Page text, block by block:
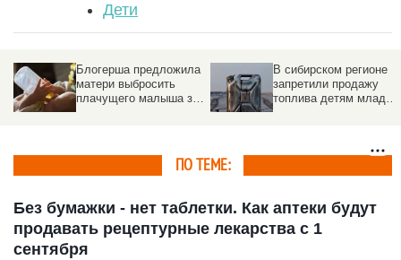
Дети
Блогерша предложила
матери выбросить
плачущего малыша за
В сибирском регионе
запретили продажу
топлива детям младше
ПО ТЕМЕ:
Без бумажки - нет таблетки. Как аптеки будут
продавать рецептурные лекарства с 1
сентября